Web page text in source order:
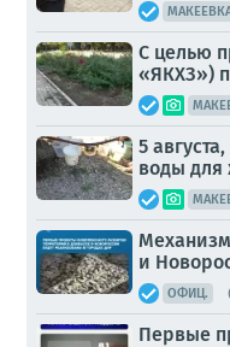
С целью
«ЯКХЗ»)
5
воды для
и
ОФИЦ.
Первые